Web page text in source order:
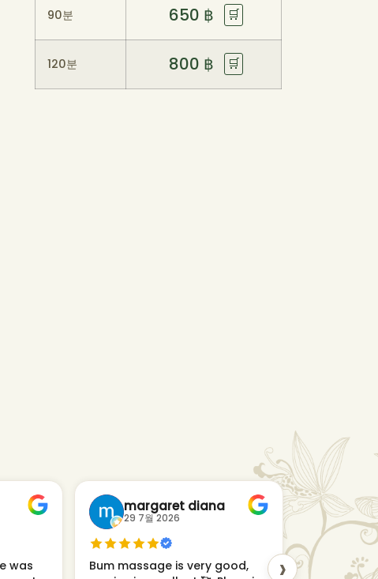
90분 650 ฿ 🛒
120분 800 ฿ 🛒
was
margaret diana
29 7월 2026
Bum massage is very good,
29 7월
Very
›